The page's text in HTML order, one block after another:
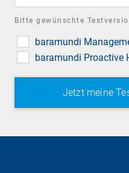
Bitte gewünschte
baramundi
baramundi Proactive